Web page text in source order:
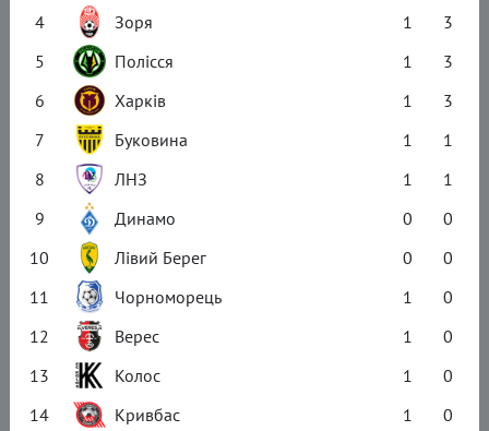
4
Зоря 1
3
5
Полісся 1
3
6
Харків 1
3
7
Буковина 1
1
8
ЛНЗ 1
1
9
Динамо 0
0
10
Лівий Берег 0
0
11
Чорноморець 1
0
12
Верес 1
0
13
Колос 1
0
14
Кривбас 1
0